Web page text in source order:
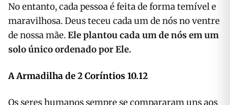
No entanto, cada pessoa é feita de forma temível e
maravilhosa. Deus teceu cada um de nós no ventre
de nossa mãe.Ele plantou cada um de nós em um
solo único ordenado por Ele.
A Armadilha de 2 Coríntios 10.12
Os seres humanos sempre se compararam uns aos